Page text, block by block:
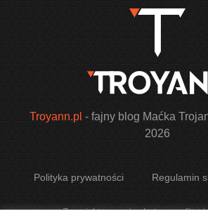
Troyann.pl - fajny blog Maćka
2026
Polityka prywatności Regulamin
Zaprojektowano i wdrożono w